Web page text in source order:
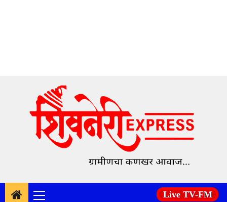
content
Primary
Live TV-FM